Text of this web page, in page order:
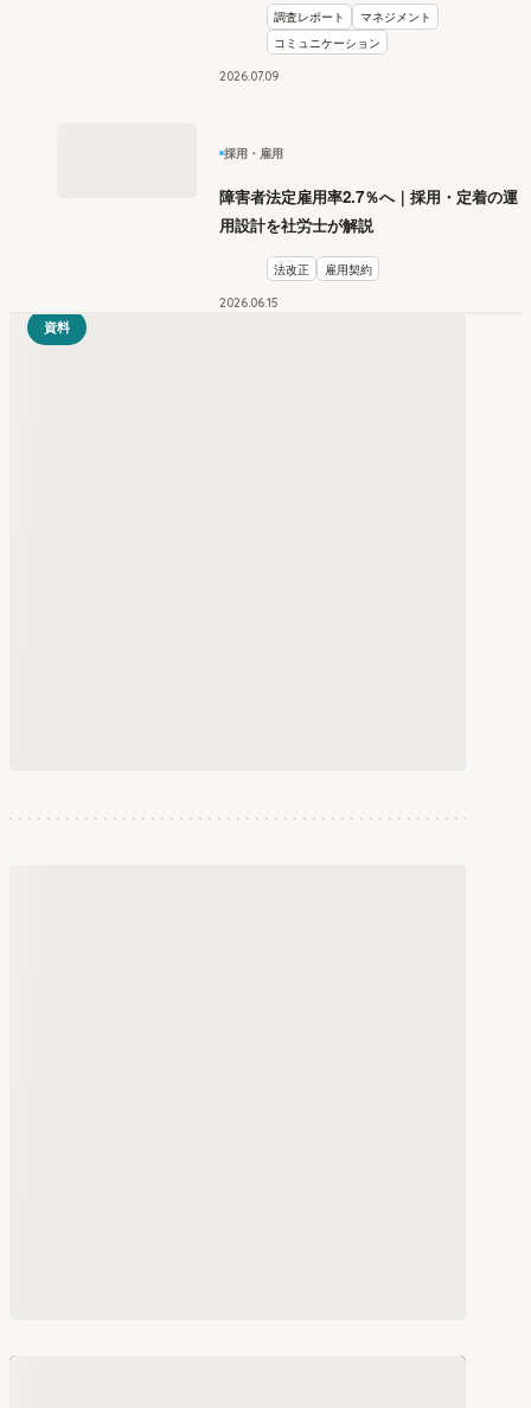
調査レポート
マネジメント
コミュニケーション
2026.07 09
採用・雇用
障害者法定雇用率2.7％へ｜採用・定着の運
用設計を社労士が解説
法改正 雇用契約
2026.0615
資料